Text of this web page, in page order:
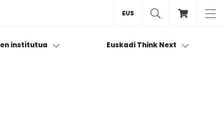
institutua Euskadi Think Next
EUS